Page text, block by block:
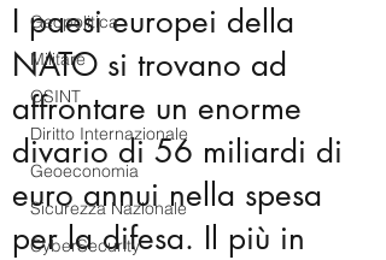
Geopolitica
Militare
OSINT
Diritto Internazionale
Geoeconomia
Sicurezza Nazionale
CyberSecurity
I paesi europei della
NATO si trovano ad
affrontare un enorme
divario di 56 miliardi di
euro annui nella spesa
per la difesa. Il più in